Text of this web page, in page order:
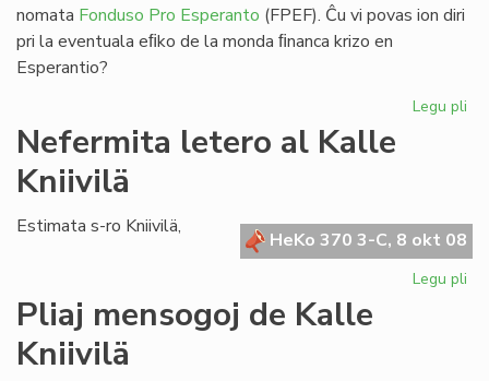
nomata Fonduso Pro Esperanto (FPEF). Ĉu vi povas ion diri
pri la eventuala eﬁko de la monda ﬁnanca krizo en
Esperantio?
Legu pli
kaj
Nefermita letero al Kalle
Kniivilä
HeKo 370 3-C, 8 okt 08
Estimata s-ro Kniivilä,
Legu pli
Pliaj mensogoj de Kalle
Kniivilä